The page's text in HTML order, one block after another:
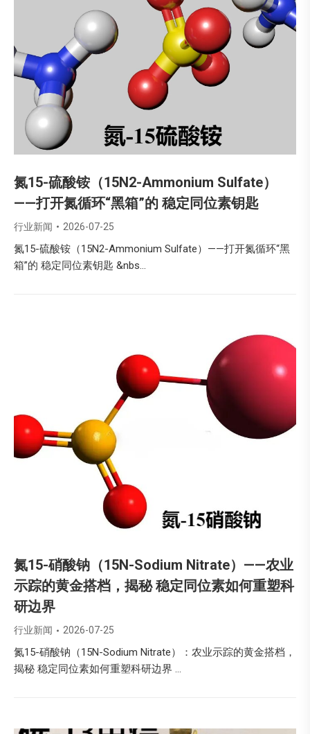
氮15-硫酸铵（15N2-Ammonium Sulfate）
——打开氮循环“黑箱”的 稳定同位素钥匙
行业新闻 2026-07-25
氮15-硫酸铵（15N2-Ammonium Sulfate）——打开氮循环“黑
箱”的 稳定同位素钥匙 &nbs…
氮15-硝酸钠（15N-Sodium Nitrate）——农业
示踪的黄金搭档，揭秘 稳定同位素如何重塑科
研边界
行业新闻 2026-07-25
氮15-硝酸钠（15N-Sodium Nitrate）：农业示踪的黄金搭档，
揭秘 稳定同位素如何重塑科研边界 …